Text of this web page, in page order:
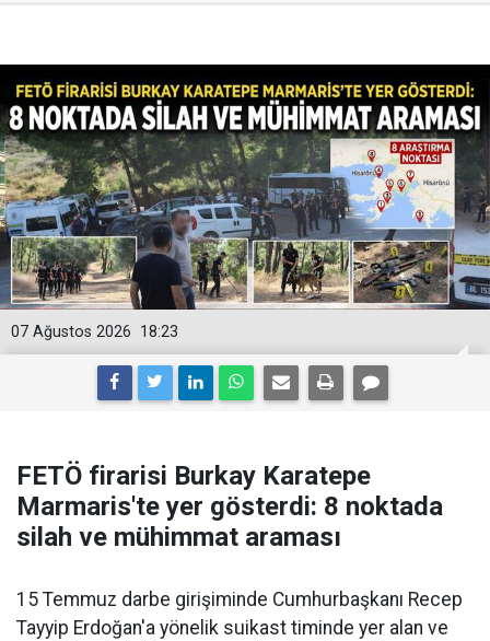
18:23
07 Ağustos 2026
FETÖ firarisi Burkay Karatepe
Marmaris'te yer gösterdi: 8 noktada
silah ve mühimmat araması
15 Temmuz darbe girişiminde Cumhurbaşkanı Recep
Tayyip Erdoğan'a yönelik suikast timinde yer alan ve